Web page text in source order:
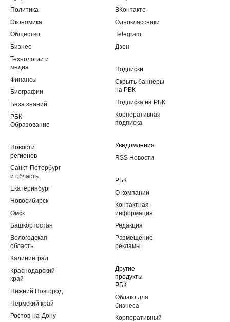
Политика
Экономика
Общество
Бизнес
Технологии и
медиа
Финансы
Биографии
База знаний
РБК
Образование
Новости
регионов
Санкт-Петербург
и область
Екатеринбург
Новосибирск
Омск
Башкортостан
Вологодская
область
Калининград
Краснодарский
край
Нижний Новгород
Пермский край
Ростов-на-Дону
ВКонтакте
Одноклассники
Telegram
Дзен
Подписки
Скрыть баннеры
на РБК
Подписка на РБК
Корпоративная
подписка
Уведомления
RSS Новости
РБК
О компании
Контактная
информация
Редакция
Размещение
рекламы
Другие
продукты
РБК
Облако для
бизнеса
Корпоративный